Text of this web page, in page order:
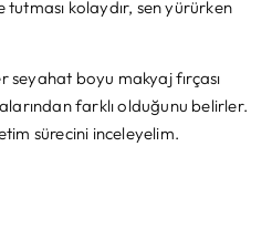
tutması kolaydır, sen yürürken
boyu makyaj fırçası
farklı olduğunu belirler.
sürecini inceleyelim.